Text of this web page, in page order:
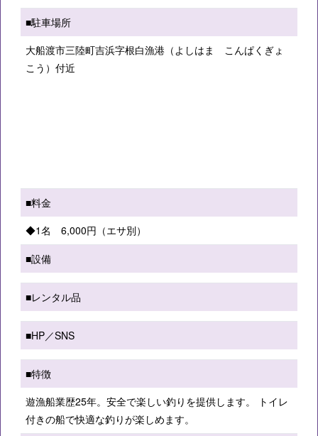
■駐車場所
大船渡市三陸町吉浜字根白漁港（よしはま こんぱくぎょ
こう）付近
■料金
◆1名 6,000円（エサ別）
■設備
■レンタル品
■HP／SNS
■特徴
遊漁船業歴25年。安全で楽しい釣りを提供します。 トイレ
付きの船で快適な釣りが楽しめます。